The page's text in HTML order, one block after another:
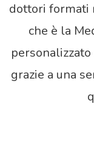
dottori formati
che è la
grazie a una